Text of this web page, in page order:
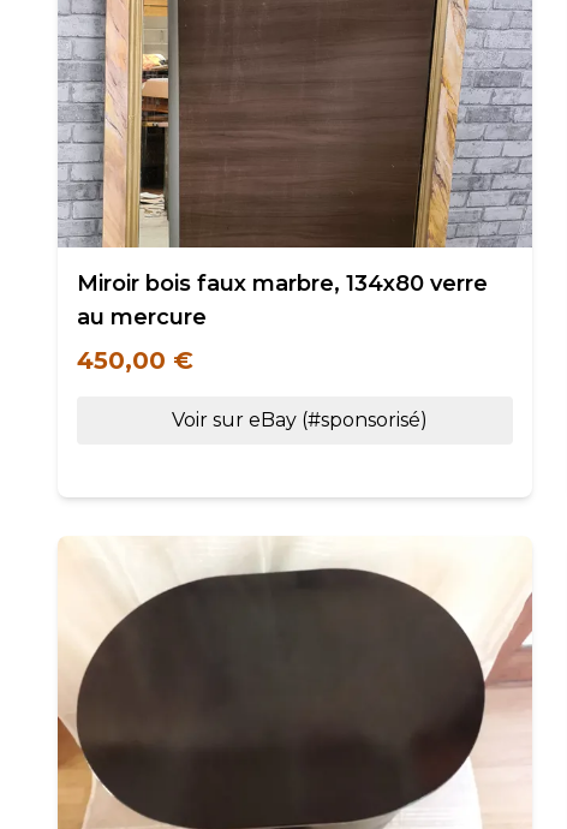
Miroir bois faux marbre, 134x80 verre
au mercure
450,00 €
Voir sur eBay (#sponsorisé)